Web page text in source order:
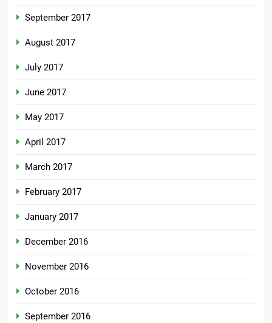
September 2017
August 2017
July 2017
June 2017
May 2017
April 2017
March 2017
February 2017
January 2017
December 2016
November 2016
October 2016
September 2016